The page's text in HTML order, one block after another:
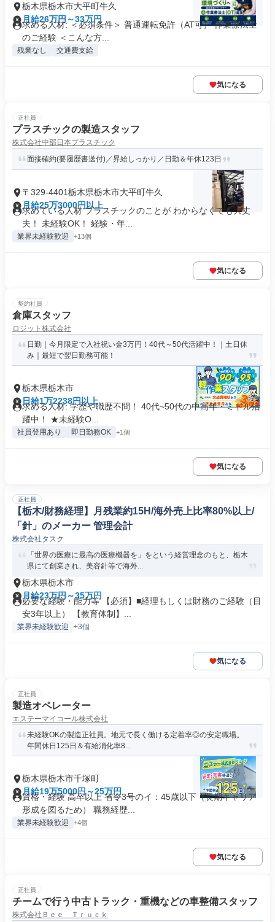
栃木県栃木市大平町牛久
月給26万円～33万円
求める人材: ＜必須条件＞ 普通運転免許（AT可） 作業療法士
のご経験 ＜こんな方...
残業なし 交通費支給
気になる
正社員
プラスチックの製造スタッフ
株式会社中部日本プラスチック
面接確約(要履歴書送付)／昇給しっかり／日勤＆年休123日
〒329-4401栃木県栃木市大平町牛久
月給25万3000円以上
求めている人材 プラスチックのことが わからなくても大丈
夫！ 未経験OK！ 経験・年...
業界未経験歓迎 +13個
気になる
契約社員
倉庫スタッフ
ロジット株式会社
日勤｜今月限定で入社祝い金3万円！40代～50代活躍中！｜土日休
み｜最短で翌日勤務可能！
栃木県栃木市
日給1万2238円以上
求める人材: 学歴や職歴不問！ 40代~50代の中高年・ミドル活
躍中！ ★未経験O...
社員登用あり 即日勤務OK +1個
気になる
正社員
【栃木/財務経理】月残業約15H/海外売上比率80%以上/
「針」のメーカー 管理会計
株式会社タスク
「世界の医療に最高の医療機器を」をという経営理念のもと、栃木
県にて創業され、美容針等で海外...
栃木県栃木市
月給23万円～35万円
必要な経験・能力等 【必須】■経理もしくは財務のご経験（目
安3年以上） 【教育体制】...
業界未経験歓迎 +3個
気になる
正社員
製造オペレーター
エステーマイコール株式会社
未経験OKの製造正社員。地元で長く働ける定着率◎の安定職場。
年間休日125日＆有給消化率8...
栃木県栃木市千塚町
月給19万5000円～25万円
資格・経験 高卒以上 省令3号のイ：45歳以下（長期キャリア
形成を図るため） 職務経歴...
業界未経験歓迎 +4個
気になる
正社員
チームで行う中古トラック・重機などの車整備スタッフ
株式会社Ｂｅｅ Ｔｒｕｃｋ